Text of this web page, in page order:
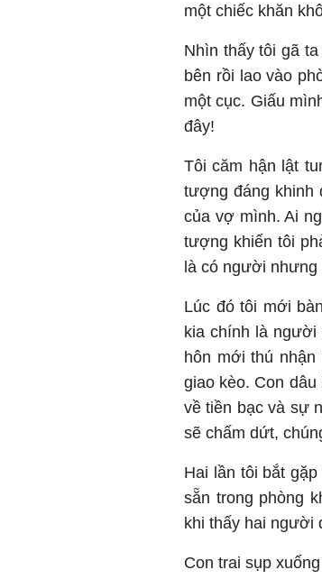
một chiếc khăn
Nhìn thấy tôi gã
bên rồi lao vào
một cục. Giấu
đây!
Tôi căm hận lật
tượng đáng khinh
của vợ mình. Ai
tượng khiến tôi
là có người nhưng
Lúc đó tôi mới
kia chính là người
hôn mới thú
giao kèo. Con
về tiền bạc và sự
sẽ chấm dứt,
Hai lần tôi bắt
sẵn trong phòng
khi thấy hai người
Con trai sụp